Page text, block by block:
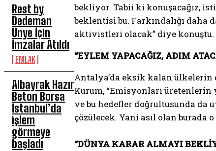
Rest by
Dedeman
Ünye İçin
İmzalar Atıldı
EMLAK
Albayrak Hazır
Beton Borsa
İstanbul’da
işlem
görmeye
başladı
bekliyor. Tabii ki konuşacağız,
beklentisi bu. Farkındalığı daha
aktivistleri olacak” diye konuştu.
“EYLEM YAPACAĞIZ, ADIM
Antalya’da eksik kalan ülkelerin
Kurum, “Emisyonları üretenlerin
ve bu hedefler doğrultusunda da
çözülecek. Yani asıl olan
“DÜNYA KARAR ALMAYI